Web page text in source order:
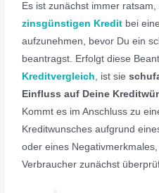
Es ist zunächst immer
zinsgünstigen Kredit bei
aufzunehmen, bevor Du ein
beantragst. Erfolgt diese
Kreditvergleich, ist sie
Einfluss auf Deine
Kommt es im Anschluss zu
Kreditwunsches aufgrund
oder eines
Verbraucher zunächst